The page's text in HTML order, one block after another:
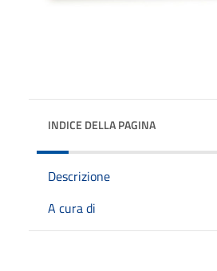
INDICE DELLA PAGINA
Descrizione
A cura di